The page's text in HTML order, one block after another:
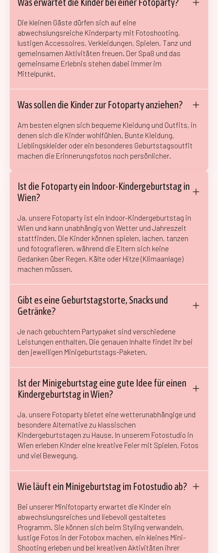
Was erwartet die Kinder bei einer Fotoparty?
Die kleinen Gäste dürfen sich auf eine
abwechslungsreiche Kinderparty mit Fotoshooting,
lustigen Accessoires, Verkleidungen, Spielen, Tanz und
gemeinsamen Aktivitäten freuen. Der Spaß und das
gemeinsame Erlebnis stehen dabei immer im
Mittelpunkt.
Was sollen die Kinder zur Fotoparty anziehen?
Am besten eignen sich bequeme Kleidung und Outfits, in
denen sich die Kinder wohlfühlen. Bunte Kleidung,
Lieblingskleider oder ein besonderes Geburtstagsoutfit
machen die Erinnerungsfotos noch persönlicher.
Ist die Fotoparty ein Indoor-Kindergeburtstag in
Wien?
Ja, unsere Fotoparty ist ein Indoor-Kindergeburtstag in
Wien und kann unabhängig von Wetter und Jahreszeit
stattfinden. Die Kinder können spielen, lachen, tanzen
und fotografieren, während die Eltern sich keine
Gedanken über Regen, Kälte oder Hitze (Klimaanlage)
machen müssen.
Gibt es eine Geburtstagstorte, Snacks und
Getränke?
Je nach gebuchtem Partypaket sind verschiedene
Leistungen enthalten. Die genauen Inhalte findet ihr bei
den jeweiligen Minigeburtstags-Paketen.
Ist der Minigeburtstag eine gute Idee für einen
Kindergeburtstag in Wien?
Ja, unsere Fotoparty bietet eine wetterunabhängige und
besondere Alternative zu klassischen
Kindergeburtstagen zu Hause. In unserem Fotostudio in
Wien erleben Kinder eine kreative Feier mit Spielen, Fotos
und viel Bewegung.
Wie läuft ein Minigeburtstag im Fotostudio ab?
Bei unserer Minifotoparty erwartet die Kinder ein
abwechslungsreiches und liebevoll gestaltetes
Programm. Sie können sich beim Styling verwandeln,
lustige Fotos in der Fotobox machen, ein kleines Mini-
Shooting erleben und bei kreativen Aktivitäten ihrer